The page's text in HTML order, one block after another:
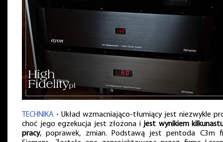
TECHNIKA • Układ wzmacniająco-tłumiący jest niezwykle
choć jego egzekucja jest złożona i jest wynikiem
pracy, poprawek, zmian. Podstawą jest pentoda C3m